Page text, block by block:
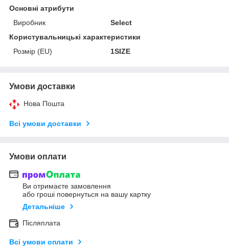
Основні атрибути
Виробник
Select
Користувальницькі характеристики
Розмір (EU)
1SIZE
Умови доставки
Нова Пошта
Всі умови доставки
Умови оплати
Ви отримаєте замовлення
або гроші повернуться на вашу картку
Детальніше
Післяплата
Всі умови оплати